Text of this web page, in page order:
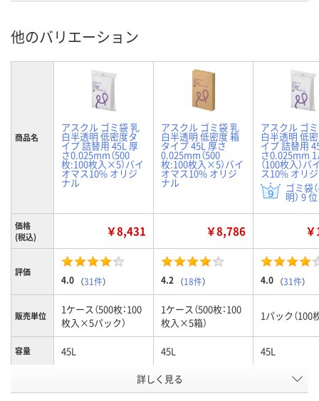
他のバリエーション
商品名
アスクル ゴミ袋 乳
白半透明 低密度タ
イプ 詰替用 45L 厚
さ0.025mm（500
枚:100枚入×5）バイ
オマス10% オリジ
ナル
アスクル ゴミ袋 乳
白半透明 低密度 箱
タイプ 45L 厚さ
0.025mm（500
枚:100枚入×5）バイ
オマス10% オリジ
ナル
アスクル ゴ
白半透明 低
イプ 詰替用
さ0.025mm
（100枚入）バ
ス10% オリ
ゴミ袋
明） 9 位
価格
(税込)
￥8,431 ￥8,786
評価
4.0 （31件） 4.2 （18件） 4.0 （31件）
販売単位
1ケース（500枚：100
枚入×5パック）
1ケース（500枚：100
枚入×5箱）
1パック（100
容量 45L 45L 45L
P233750 J979840
詳しく見る